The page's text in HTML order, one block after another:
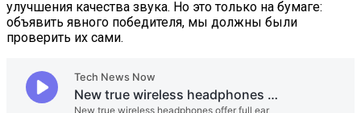
улучшения качества звука. Но это только на бумаге:
объявить явного победителя, мы должны были
проверить их сами.